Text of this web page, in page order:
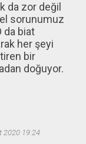
da zor değil
sorunumuz
da biat
her şeyi
bir
doğuyor.
2020 19:24